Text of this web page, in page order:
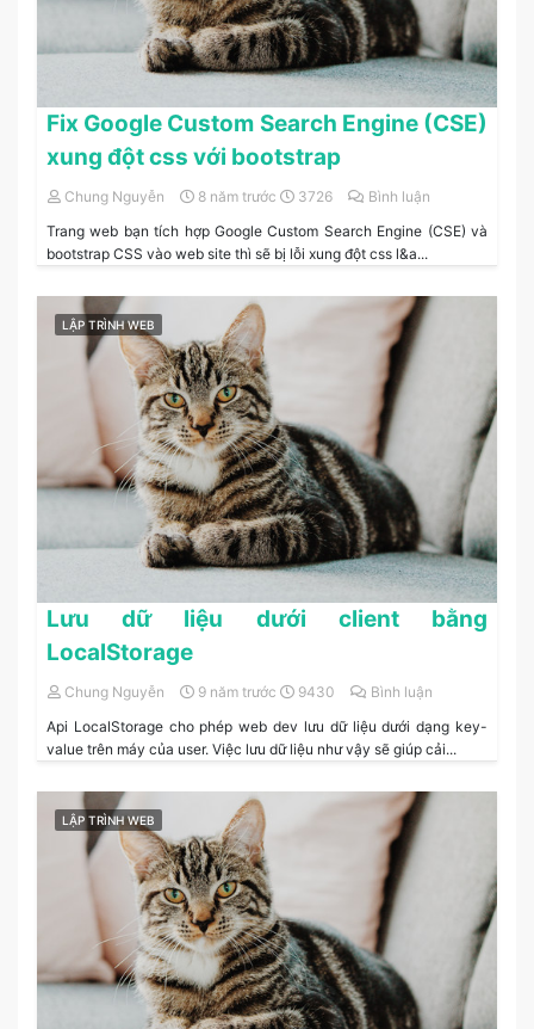
Fix Google Custom Search Engine (CSE)
xung đột css với bootstrap
Chung Nguyễn 8 năm trước 3726
Bình luận
Trang web bạn tích hợp Google Custom Search Engine (CSE) và
bootstrap CSS vào web site thì sẽ bị lỗi xung đột css l&a...
LẬP TRÌNH WEB
Lưu dữ liệu dưới client bằng
LocalStorage
Chung Nguyễn 9 năm trước 9430
Bình luận
Api LocalStorage cho phép web dev lưu dữ liệu dưới dạng key-
value trên máy của user. Việc lưu dữ liệu như vậy sẽ giúp cải...
LẬP TRÌNH WEB